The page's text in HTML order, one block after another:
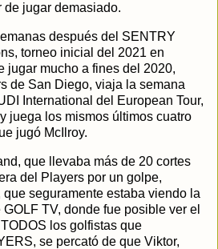
de jugar demasiado.
después del SENTRY
torneo inicial del 2021 en
jugar mucho a fines del 2020,
de San Diego, viaja la semana
International del European Tour,
juega los mismos últimos cuatro
jugó McIlroy.
que llevaba más de 20 cortes
del Players por un golpe,
seguramente estaba viendo la
TV, donde fue posible ver el
los golfistas que
se percató de que Viktor,